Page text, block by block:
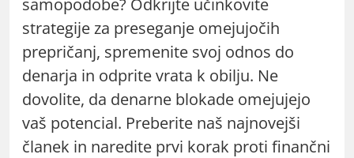
samopodobe? Odkrijte učinkovite
strategije za preseganje omejujočih
prepričanj, spremenite svoj odnos do
denarja in odprite vrata k obilju. Ne
dovolite, da denarne blokade omejujejo
vaš potencial. Preberite naš najnovejši
članek in naredite prvi korak proti finančni